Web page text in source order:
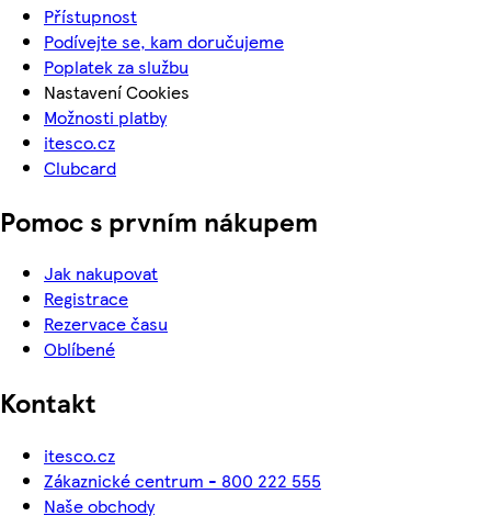
Přístupnost
Podívejte se, kam doručujeme
Poplatek za službu
Nastavení Cookies
Možnosti platby
itesco.cz
Clubcard
Pomoc s prvním nákupem
Jak nakupovat
Registrace
Rezervace času
Oblíbené
Kontakt
itesco.cz
Zákaznické centrum - 800 222 555
Naše obchody